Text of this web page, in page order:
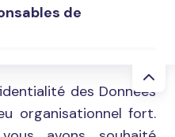
de
des Données
organisationnel fort.